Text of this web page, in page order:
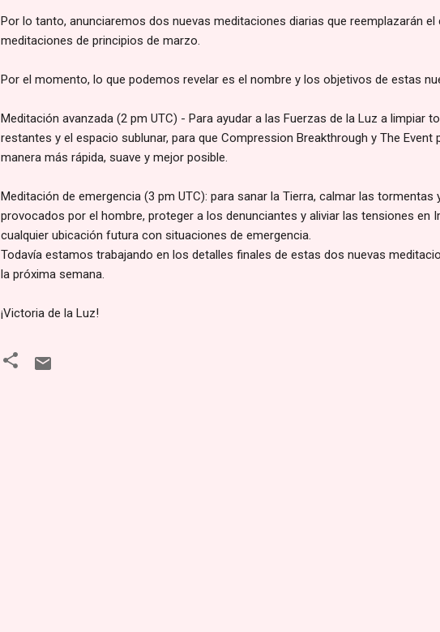
Por lo tanto, anunciaremos dos nuevas meditaciones diarias que reemplazarán
meditaciones de principios de marzo.
Por el momento, lo que podemos revelar es el nombre y los objetivos de estas
Meditación avanzada (2 pm UTC) - Para ayudar a las Fuerzas de la Luz a limpiar
restantes y el espacio sublunar, para que Compression Breakthrough y The Event
manera más rápida, suave y mejor posible.
Meditación de emergencia (3 pm UTC): para sanar la Tierra, calmar las
provocados por el hombre, proteger a los denunciantes y aliviar las tensiones en
cualquier ubicación futura con situaciones de emergencia.
Todavía estamos trabajando en los detalles finales de estas dos nuevas
la próxima semana.
¡Victoria de la Luz!